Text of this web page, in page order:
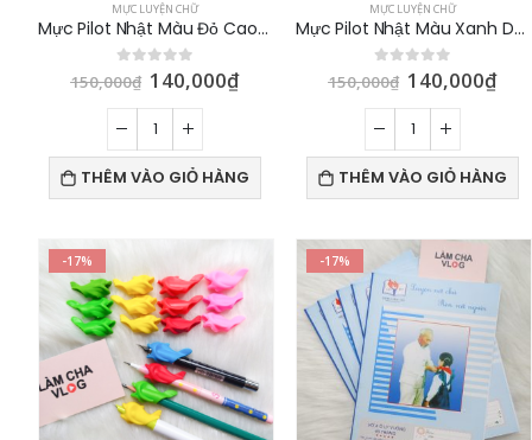
MỰC LUYỆN CHỮ
Mực Pilot Nhật Màu Đỏ Cao Cấp 30ml
out of 5
150,000₫ 140,000₫
THÊM VÀO GIỎ HÀNG
MỰC LUYỆN CHỮ
Mực Pilot Nhật Màu Xanh Dương Cao Cấp 30ml
out of 5
150,000₫ 140,000₫
THÊM VÀO GIỎ HÀNG
-17% -17%